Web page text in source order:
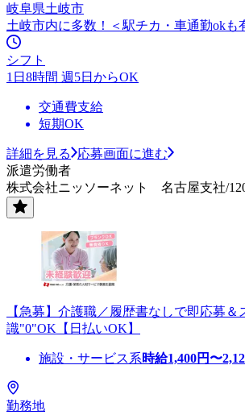
岐阜県土岐市
土岐市内に多数！＜駅チカ・車通勤okも
シフト
1日8時間 週5日からOK
交通費支給
短期OK
詳細を見る
応募画面に進む
派遣労働者
株式会社ニッソーネット 名古屋支社/
【急募】介護職／履歴書なしで即応募
識"0"OK【日払いOK】
施設・サービス系時給1,400円〜
勤務地